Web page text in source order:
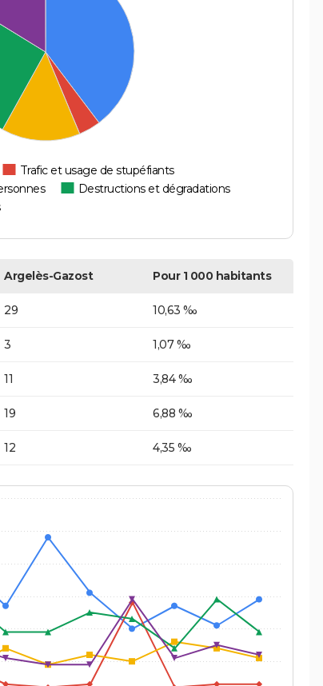
Trafic et usage de stupéfiants
Destructions et dégradations
Argelès-Gazost Pour 1 000 habitants
29 10,63 ‰
3 1,07 ‰
11 3,84 ‰
19 6,88 ‰
12 4,35 ‰